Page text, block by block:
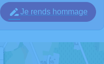
Je rends hommage